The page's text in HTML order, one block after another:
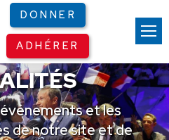
DONNER
ADHÉRER
et les
de notre site et de